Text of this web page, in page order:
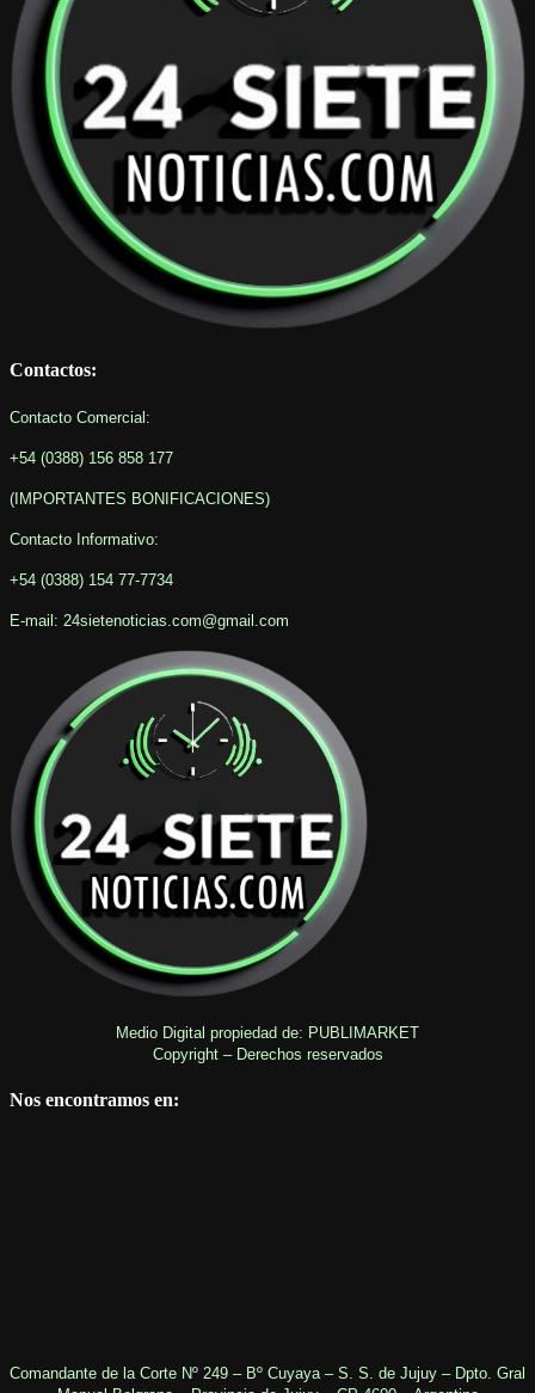
Contactos:
Contacto Comercial:
+54 (0388) 156 858 177
(IMPORTANTES BONIFICACIONES)
Contacto Informativo:
+54 (0388) 154 77-7734
E-mail: 24sietenoticias.com@gmail.com
Medio Digital propiedad de: PUBLIMARKET
Copyright – Derechos reservados
Nos encontramos en:
Comandante de la Corte Nº 249 – Bº Cuyaya – S. S. de Jujuy – Dpto. Gral